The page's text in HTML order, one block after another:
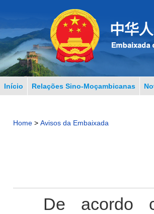
Início Relações Sino-Moçambicanas
Home> Avisos da Embaixada
De acordo